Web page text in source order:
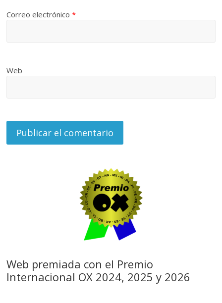
Correo electrónico*
Web
Web premiada con el Premio
Internacional OX 2024, 2025 y 2026